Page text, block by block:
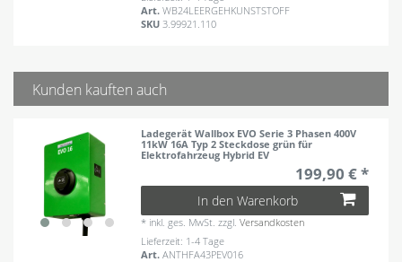
Art.WB24LEERGEHKUNSTSTOFF
SKU3.99921.110
Kunden kauften auch
Ladegerät Wallbox EVO Serie 3 Phasen 400V
11kW 16A Typ 2 Steckdose grün für
Elektrofahrzeug Hybrid EV
199,90 € *
In den Warenkorb
* inkl. ges. MwSt. zzgl.Versandkosten
Lieferzeit: 1-4 Tage
Art.ANTHFA43PEV016